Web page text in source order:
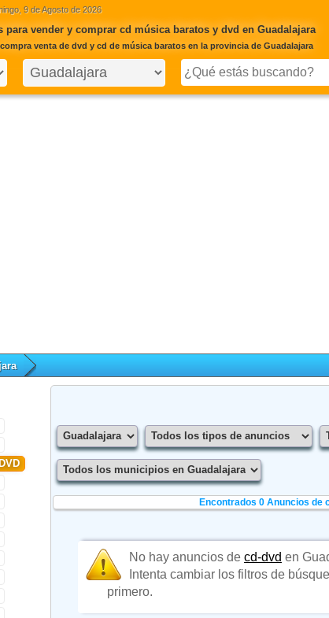
9 de Agosto de 2026
para vender y comprar cd música baratos y dvd en Guadalajara
venta de dvd y cd de música baratos en la provincia de Guadalajara
Encontrados 0Anuncios de
No hay anuncios de cd-dvd en
Intenta cambiar los filtros de
primero.